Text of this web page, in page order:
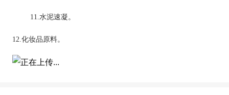
11.水泥速凝。
12.化妆品原料。